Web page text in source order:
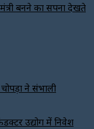
बनने का सपना देखते
ने संभाली
उद्योग में निवेश